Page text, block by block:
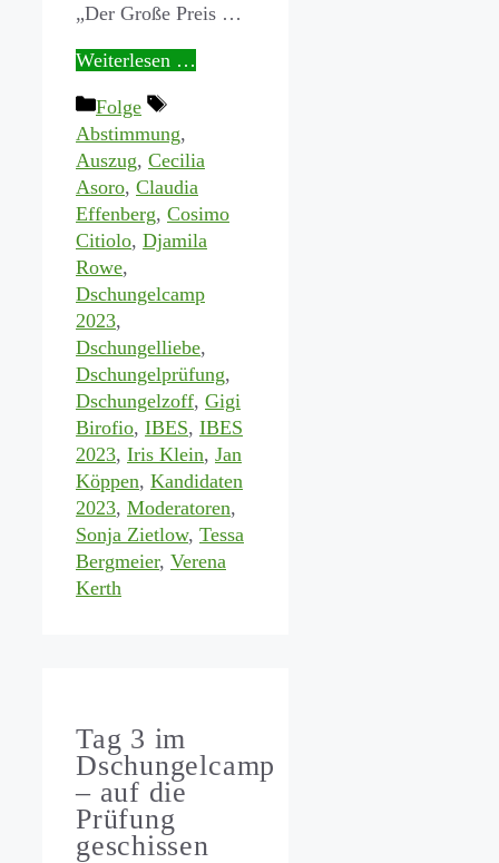
„Der Große Preis …
Weiterlesen …
Kategorien
Folge
Schlagwörter
Abstimmung,
Auszug, Cecilia
Asoro, Claudia
Effenberg, Cosimo
Citiolo, Djamila
Rowe,
Dschungelcamp
2023,
Dschungelliebe,
Dschungelprüfung,
Dschungelzoff, Gigi
Birofio, IBES, IBES
2023, Iris Klein, Jan
Köppen, Kandidaten
2023, Moderatoren,
Sonja Zietlow, Tessa
Bergmeier, Verena
Kerth
Tag 3 im
Dschungelcamp
– auf die
Prüfung
geschissen